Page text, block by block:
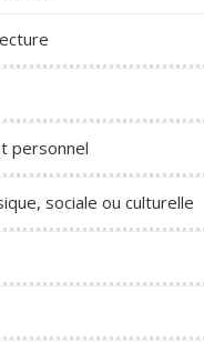
personnel
sociale ou culturelle